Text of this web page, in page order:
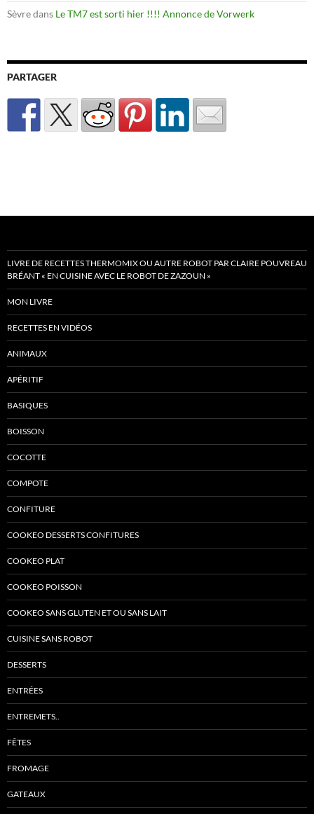
Sèvredans Le TM7 est sorti hier !!!! Annonce de Vorwerk
PARTAGER
LIVRE DE RECETTES THERMOMIX OU AUTRE ROBOT PAR CLAIRE POUVREAU
BRÉANT « EN CUISINE AVEC LE ROBOT DE ZAZOUN »
MON LIVRE
RECETTES EN VIDÉOS
ANIMAUX
APÉRITIF
BASIQUES
BOISSON
COCOTTE
COMPOTE
CONFITURE
COOKEO DESSERTS CONFITURES
COOKEO PLAT
COOKEO POISSON
COOKEO SANS GLUTEN ET OU SANS LAIT
CUISINE SANS ROBOT
DESSERTS
ENTRÉES
ENTREMETS..
FÊTES
FROMAGE
GATEAUX